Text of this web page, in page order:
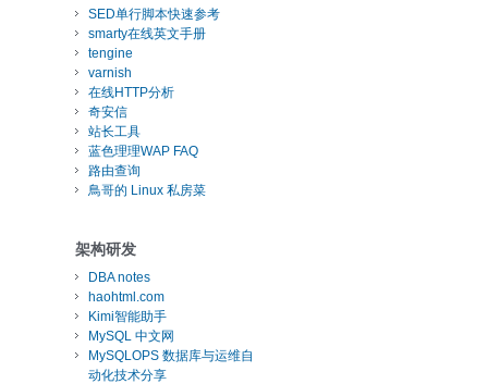
SED单行脚本快速参考
smarty在线英文手册
tengine
varnish
在线HTTP分析
奇安信
站长工具
蓝色理理WAP FAQ
路由查询
鳥哥的 Linux 私房菜
架构研发
DBA notes
haohtml.com
Kimi智能助手
MySQL 中文网
MySQLOPS 数据库与运维自
动化技术分享